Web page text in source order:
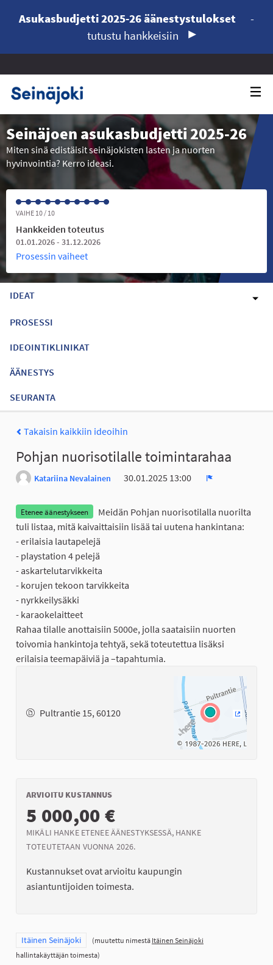
Asukasbudjetti 2025-26 äänestystulokset
-
tutustu hankkeisiin
Seinäjoen asukasbudjetti 2025-26
Miten sinä edistäisit seinäjokisten lasten ja nuorten
hyvinvointia? Kerro ideasi.
VAIHE 10 / 10
Hankkeiden toteutus
01.01.2026 - 31.12.2026
Prosessin vaiheet
IDEAT
PROSESSI
IDEOINTIKLINIKAT
ÄÄNESTYS
SEURANTA
Takaisin kaikkiin ideoihin
Pohjan nuorisotilalle toimintarahaa
Katariina Nevalainen
30.01.2025 13:00
Etenee äänestykseen
Meidän Pohjan nuorisotilalla nuorilta
tuli listaa, mitä kaivaittaisiin lisää tai uutena hankintana:
- erilaisia lautapelejä
- playstation 4 pelejä
- askartelutarvikkeita
- korujen tekoon tarvikkeita
- nyrkkeilysäkki
- karaokelaitteet
Rahaa tilalle anottaisiin 5000e, jolla saataisiin nuorten
toivomia hankintoja tehtyä, sekä toteutettua lisäksi
erilaisia teemapäiviä ja –tapahtumia.
Pultrantie 15, 60120
ARVIOITU KUSTANNUS
5 000,00 €
MIKÄLI HANKE ETENEE ÄÄNESTYKSESSÄ, HANKE
TOTEUTETAAN VUONNA 2026.
Kustannukset ovat arvioitu kaupungin
asiantuntijoiden toimesta.
Rajaa tulokset teeman mukaan: Itäinen Seinäjoki
Itäinen Seinäjoki (muutettu nimestä Itäinen Seinäjoki
hallintakäyttäjän toimesta)